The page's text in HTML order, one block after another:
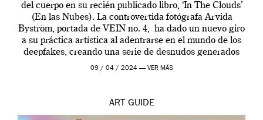
del cuerpo en su recién publicado libro, ‘In The Clouds’
(En las Nubes). La controvertida fotógrafa Arvida
Byström, portada de VEIN no. 4, ha dado un nuevo giro
a su práctica artística al adentrarse en el mundo de los
deepfakes, creando una serie de desnudos generados
por […]
09 / 04 / 2024 — VER MÁS
ART GUIDE